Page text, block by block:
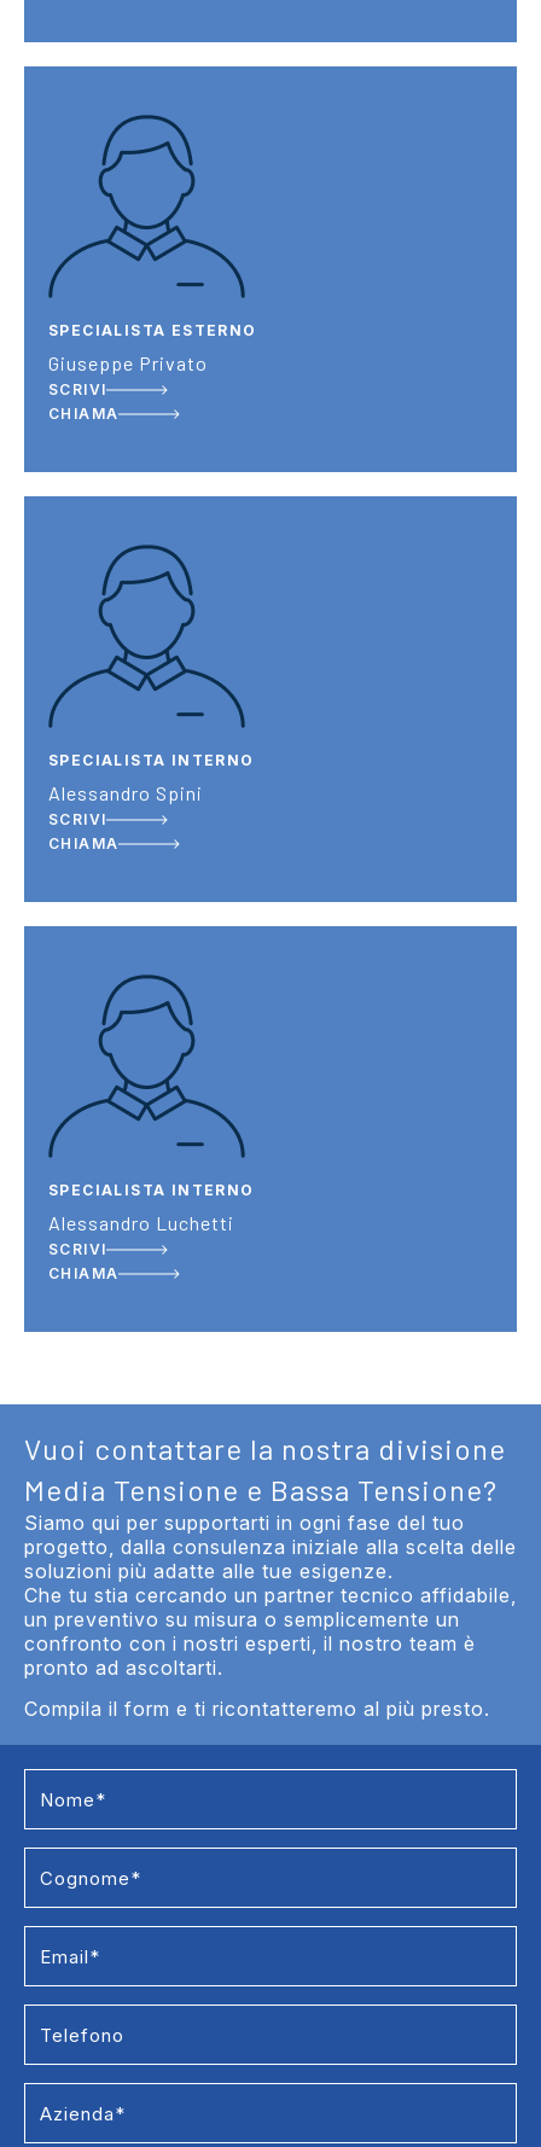
SPECIALISTA ESTERNO
Giuseppe Privato
SCRIVI
CHIAMA
SPECIALISTA INTERNO
Alessandro Spini
SCRIVI
CHIAMA
SPECIALISTA INTERNO
Alessandro Luchetti
SCRIVI
CHIAMA
Vuoi contattare la nostra divisione
Media Tensione e Bassa Tensione?
Siamo qui per supportarti in ogni fase del tuo
progetto, dalla consulenza iniziale alla scelta delle
soluzioni più adatte alle tue esigenze.
Che tu stia cercando un partner tecnico affidabile,
un preventivo su misura o semplicemente un
confronto con i nostri esperti, il nostro team è
pronto ad ascoltarti.
Compila il form e ti ricontatteremo al più presto.
Us
Media
Tensione
e Bassa
Tensione